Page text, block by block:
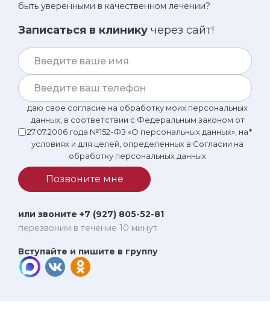
быть уверенными в качественном лечении?
Записаться в клинику через сайт!
даю свое согласие на обработку моих персональных
данных, в соответствии с Федеральным законом от
27.07.2006 года №152-ФЗ «О персональных данных», на
условиях и для целей, определенных в Согласии на
обработку персональных данных
*
Позвоните мне
или звоните +7 (927) 805-52-81
перезвоним в течение 10 минут
Вступайте и пишите в группу